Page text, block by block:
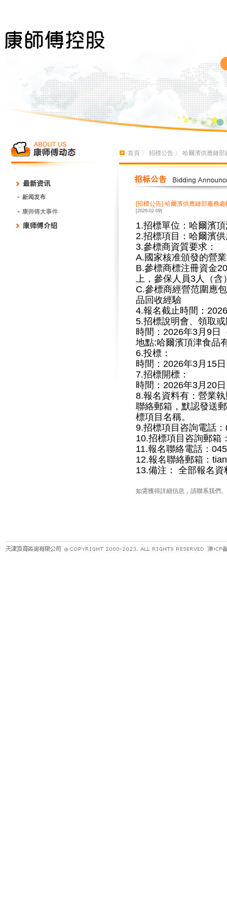
首頁 〉 招標公告 〉 哈爾濱供應鏈
[招標公告] 哈爾濱供應鏈部廠務
[2026-02-09]
1.招標單位：哈爾濱
2.招標項目：哈爾濱
3.參標商資質要求：
A.國家核准頒發的營
B.參標商標注冊資金2
上，參保人員3人（含
C.參標商經營范圍應
品回收經驗
4.報名截止時間：
5.招標說明會、領取
時間：2026年3月9日
地點:哈爾濱頂津食品
6.投標：
時間：2026年3月15
7.招標開標：
時間：2026年3月20
8.報名資料有：營業
聯絡郵箱，默認發送
標項目名稱。
9.招標項目咨詢電話
10.招標項目咨詢郵箱
11.報名聯絡電話：
12.報名聯絡郵箱：
13.備注： 全部報名
如需獲得詳細信息，請聯系我們。